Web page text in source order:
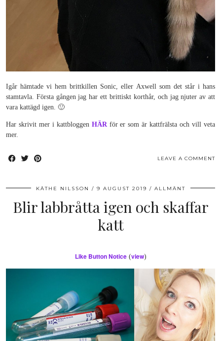
Igår hämtade vi hem brittkillen Sonic, eller Axwell som det står i hans
stamtavla. Första gången jag har ett brittiskt korthår, och jag njuter av att
vara kattägd igen. 🙂
Har skrivit mer i kattbloggen HÄRför er som är kattfrälsta och vill veta
mer.
LEAVE A COMMENT
KÄTHE NILSSON 9 AUGUST 2019 ALLMÄNT
Blir labbråtta igen och skaffar
katt
Like Button Notice(view)